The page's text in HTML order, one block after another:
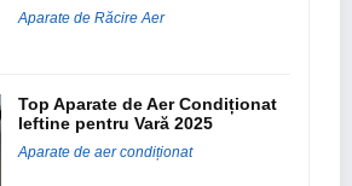
Aparate de Răcire Aer
Top Aparate de Aer Condiționat
Ieftine pentru Vară 2025
Aparate de aer condiționat